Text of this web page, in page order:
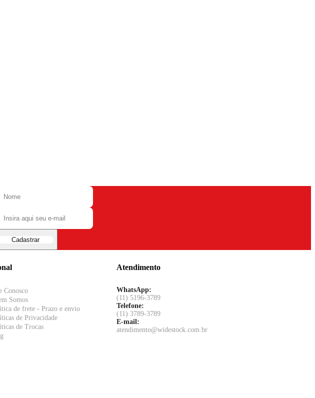
Cadastrar
Conosco
Somos
de frete - Prazo e envio
de Privacidade
de Trocas
Atendimento
WhatsApp:
(11) 5196-3789
Telefone:
(11) 3789-3789
E-mail:
atendimento@widestock.com.br